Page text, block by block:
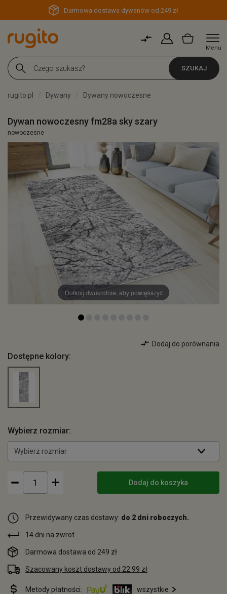
Darmowa dostawa dywanów od 249 zł
Menu
SZUKAJ
rugito.pl Dywany Dywany nowoczesne
Dywan nowoczesny fm28a sky szary
nowoczesne
Dotknij dwukrotnie, aby powiększyć
Dodaj do porównania
Dostępne kolory:
Wybierz rozmiar:
Wybierz rozmiar
Dodaj do koszyka
Przewidywany czas dostawy: do 2 dni roboczych.
14 dni na zwrot
Darmowa dostawa od 249 zł
Szacowany koszt dostawy od 22.99 zł
Metody płatności: wszystkie